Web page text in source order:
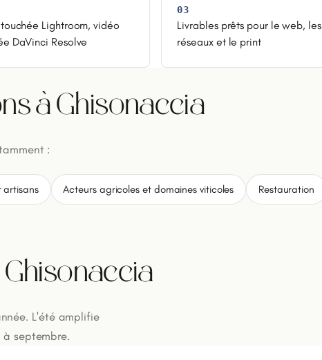
Lightroom, vidéo
DaVinci Resolve
03
Livrables prêts pour le web, les
réseaux et le print
à Ghisonaccia
:
artisans Acteurs agricoles et domaines viticoles Restauration
L'été amplifie
septembre.